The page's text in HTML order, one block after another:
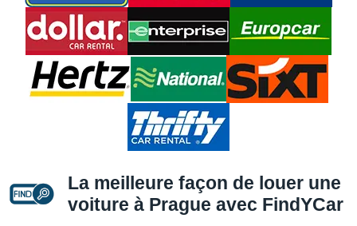
La meilleure façon de louer une
voiture à Prague avec FindYCar